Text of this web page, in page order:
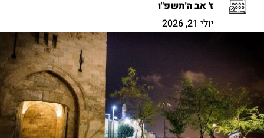
ז' אב ה'תשפ"ו
יולי 21, 2026